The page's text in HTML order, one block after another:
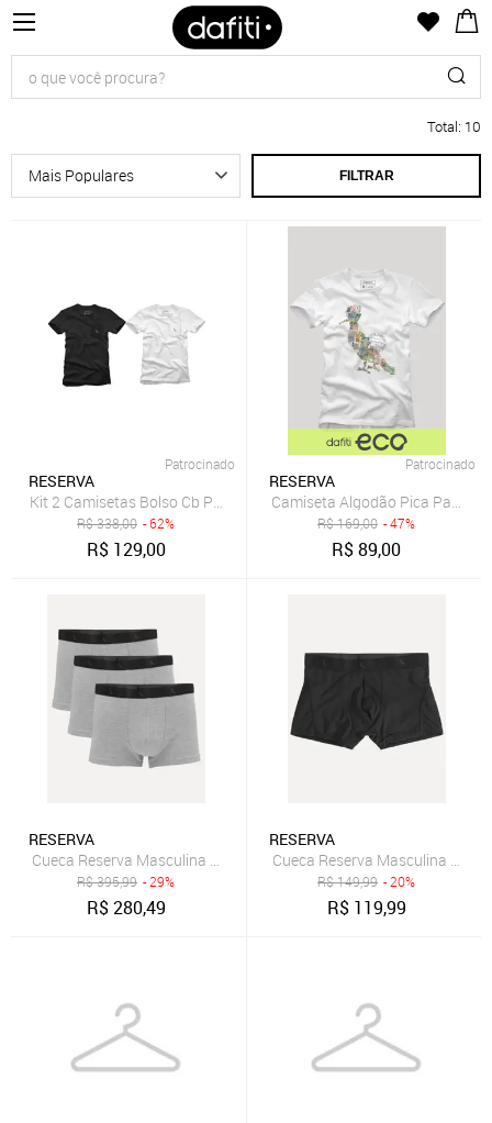
Total: 10
FILTRAR
Patrocinado
RESERVA
Kit 2 Camisetas Bolso Cb Pica-Pau Xadrez Reserva - PRETO/
R$338,00 - 62%
R$ 129,00
Patrocinado
RESERVA
Camiseta Algodão Pica Pau
R$169,00 - 47%
R$89,00
RESERVA
Cueca Reserva Masculina Boxer Grey Woodpecker Cotton Cinza
R$395,99 - 29%
R$280,49
RESERVA
Cueca Reserva Masculina
R$149,99 - 20%
R$ 119,99